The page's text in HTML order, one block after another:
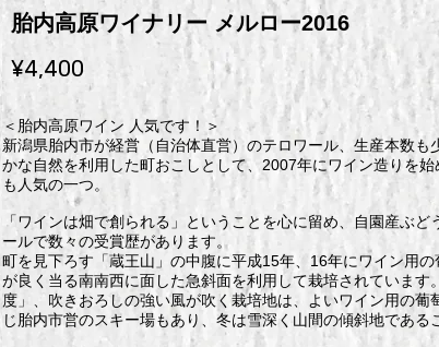
胎内高原ワイナリー メルロー2016
¥4,400
＜胎内高原ワイン 人気です！＞
新潟県胎内市が経営（自治体直営）のテロワール、生産本数
かな自然を利用した町おこしとして、2007年にワイン造りを
も人気の一つ。
「ワインは畑で創られる」ということを心に留め、自園産ぶ
ールで数々の受賞歴があります。
町を見下ろす「蔵王山」の中腹に平成15年、16年にワイン用
が良く当る南南西に面した急斜面を利用して栽培されていま
度」、吹きおろしの強い風が吹く栽培地は、よいワイン用の
じ胎内市営のスキー場もあり、冬は雪深く山間の傾斜地である